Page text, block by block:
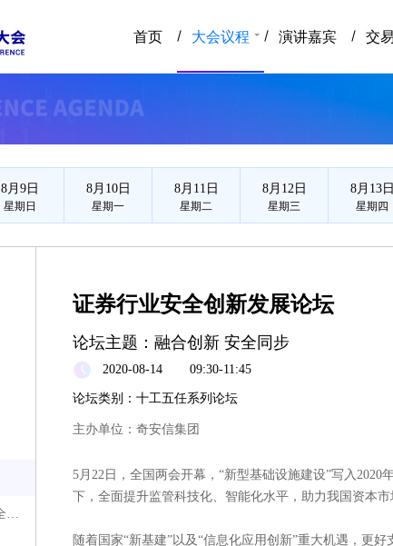
2020北京网络安全大会
首页 大会议程 演讲嘉宾 交
8月9日
星期日
8月10日
星期一
8月11日
星期二
8月12日
星期三
8月13日
星期四
威胁情报创新发展论坛暨网络安全威胁情报生态联盟发布会
证券行业安全创新发展论坛
论坛主题：融合创新 安全同步
2020-08-14 09:30-11:45
论坛类别：十工五任系列论坛
主办单位：奇安信集团
5月22日，全国两会开幕，“新型基础设施建设”写入
下，全面提升监管科技化、智能化水平，助力我国资本市
随着国家“新基建”以及“信息化应用创新”重大机遇，更